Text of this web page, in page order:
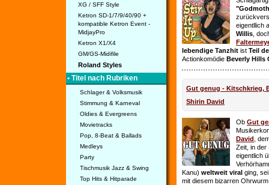
XG / SFF Style
Ketron SD-1/7/9/40/90 +
kompatible Ketron Event -
MidjayPro
Ketron X1/X4
GM/GS-Midifile
Roland Styles
• Titel nach Rubriken
Schlager & Volksmusik
Stimmung & Karneval
Oldies & Evergreens
Movietracks
Pop, 8-Beat & Ballads
Medleys
Party
Tischmusik Jazz & Swing
Top Hits & Hitparade
eigentllich
Willis ,
lebendige Tanzhit ist Teil
Actionkomödie Beverly Hills
Gut genug - Kitschkrieg,
Shirin David
Ob Gut
David ,
Zeit, in der
eigentlich
Kanu) weltweit viral ging,
mit diesem bizarren